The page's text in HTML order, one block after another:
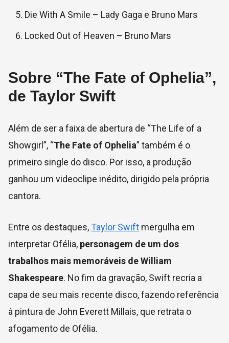
Die With A Smile – Lady Gaga e Bruno Mars
Locked Out of Heaven – Bruno Mars
Sobre “The Fate of Ophelia”,
de Taylor Swift
Além de ser a faixa de abertura de “The Life of a
Showgirl”, “The Fate of Ophelia” também é o
primeiro single do disco. Por isso, a produção
ganhou um videoclipe inédito, dirigido pela própria
cantora.
Entre os destaques,Taylor Swift mergulha em
interpretar Ofélia, personagem de um dos
trabalhos mais memoráveis de William
Shakespeare. No fim da gravação, Swift recria a
capa de seu mais recente disco, fazendo referência
à pintura de John Everett Millais, que retrata o
afogamento de Ofélia.